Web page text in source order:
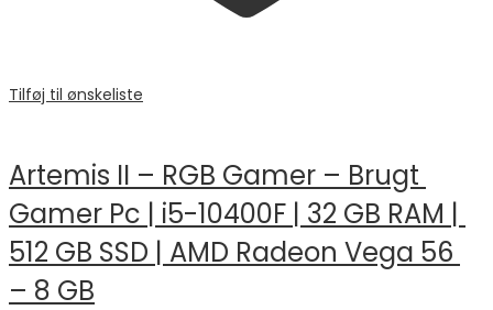
Tilføj til ønskeliste
Artemis II – RGB Gamer – Brugt
Gamer Pc | i5-10400F | 32 GB RAM |
512 GB SSD | AMD Radeon Vega 56
– 8 GB